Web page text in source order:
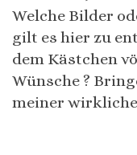
Welche Bilder
gilt es hier zu
dem Kästchen
Wünsche ?
meiner